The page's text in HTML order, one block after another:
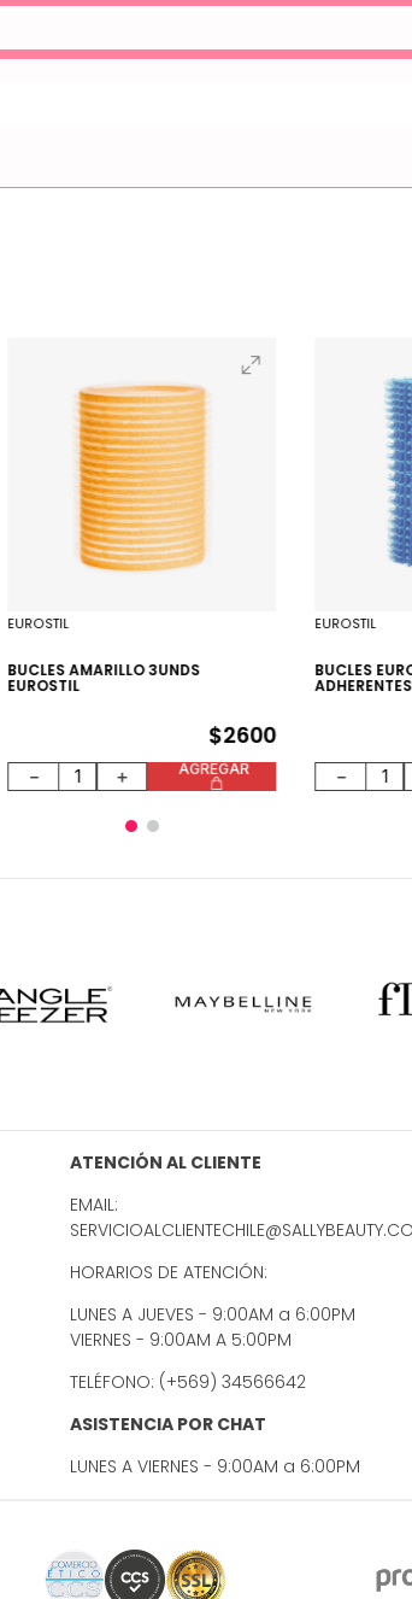
EUROSTIL
BUCLES AMARILLO 3UNDS
EUROSTIL
$2600
＋
－ AGREGAR
EUROSTIL
BUCLES
－
ATENCIÓN AL CLIENTE
EMAIL:
HORARIOS DE ATENCIÓN:
LUNES A JUEVES - 9:00AM a 6:00PM
VIERNES - 9:00AM A 5:00PM
TELÉFONO: (+569) 34566642
ASISTENCIA POR CHAT
LUNES A VIERNES - 9:00AM a 6:00PM